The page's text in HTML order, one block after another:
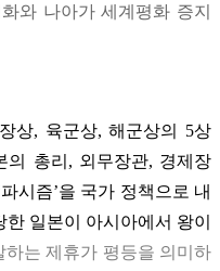
와 나아가 세계평화 증지
상, 육군상, 해군상의 5상
총리, 외무장관, 경제장
시즘’을 국가 정책으로 내
일본이 아시아에서 왕이
하는 제휴가 평등을 의미하